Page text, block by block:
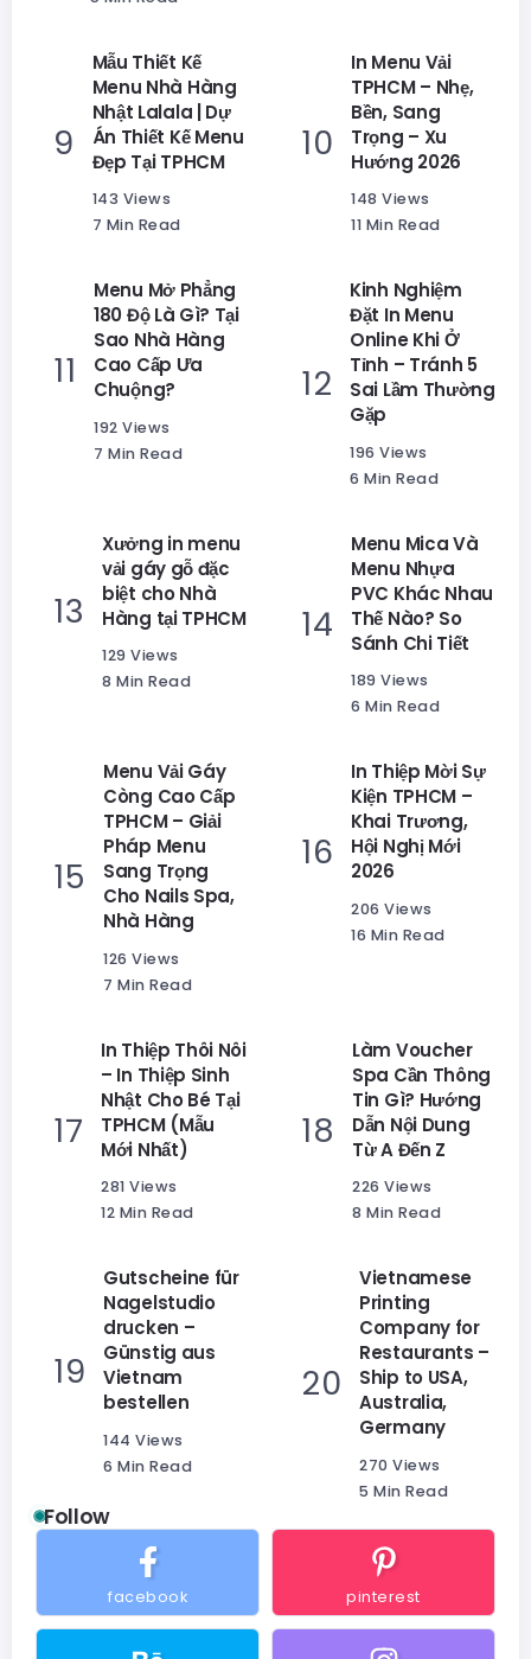
Mẫu Thiết Kế
Menu Nhà Hàng
Nhật Lalala | Dự
Án Thiết Kế Menu
Đẹp Tại TPHCM
143 Views
7 Min Read
In Menu Vải
TPHCM – Nhẹ,
Bền, Sang
Trọng – Xu
Hướng 2026
148 Views
11 Min Read
Menu Mở Phẳng
180 Độ Là Gì? Tại
Sao Nhà Hàng
Cao Cấp Ưa
Chuộng?
192 Views
7 Min Read
Kinh Nghiệm
Đặt In Menu
Online Khi Ở
Tỉnh – Tránh 5
Sai Lầm Thường
Gặp
196 Views
6 Min Read
Xưởng in menu
vải gáy gỗ đặc
biệt cho Nhà
Hàng tại TPHCM
129 Views
8 Min Read
Menu Mica Và
Menu Nhựa
PVC Khác Nhau
Thế Nào? So
Sánh Chi Tiết
189 Views
6 Min Read
Menu Vải Gáy
Còng Cao Cấp
TPHCM – Giải
Pháp Menu
Sang Trọng
Cho Nails Spa,
Nhà Hàng
126 Views
7 Min Read
In Thiệp Mời Sự
Kiện TPHCM –
Khai Trương,
Hội Nghị Mới
2026
206 Views
16 Min Read
In Thiệp Thôi Nôi
– In Thiệp Sinh
Nhật Cho Bé Tại
TPHCM (Mẫu
Mới Nhất)
281 Views
12 Min Read
Làm Voucher
Spa Cần Thông
Tin Gì? Hướng
Dẫn Nội Dung
Từ A Đến Z
226 Views
8 Min Read
Gutscheine für
Nagelstudio
drucken –
Günstig aus
Vietnam
bestellen
144 Views
6 Min Read
Vietnamese
Printing
Company for
Restaurants –
Ship to USA,
Australia,
Germany
270 Views
5 Min Read
Follow
facebook pinterest